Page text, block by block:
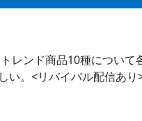
レンド商品10種について
い。<リバイバル配信あり